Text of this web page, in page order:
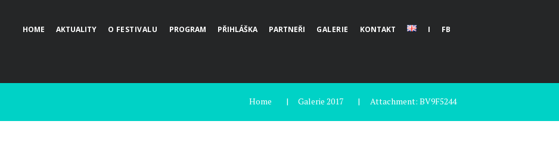
HOME AKTUALITY O FESTIVALU PROGRAM PŘIHLÁŠKA PARTNEŘI GALERIE KONTAKT I FB
Home Galerie 2017 Attachment: BV9F5244